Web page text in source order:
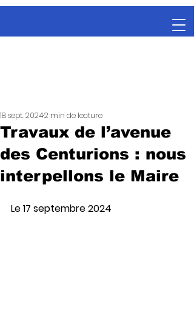
Travaux de l’avenue
des Centurions : nous
interpellons le Maire
18 sept. 20242 min de lecture
Le 17 septembre 2024